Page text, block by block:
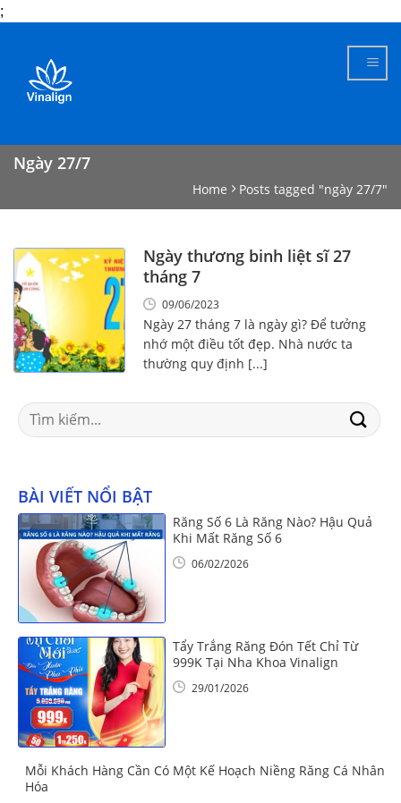
;
content
Ngày 27/7
Home Posts tagged "ngày 27/7"
Ngày thương binh liệt sĩ 27
tháng 7
09/06/2023
Ngày 27 tháng 7 là ngày gì? Để tưởng
nhớ một điều tốt đẹp. Nhà nước ta
thường quy định [...]
Search
for:
BÀI VIẾT NỔI BẬT
Răng Số 6 Là Răng Nào? Hậu Quả
Khi Mất Răng Số 6
06/02/2026
Tẩy Trắng Răng Đón Tết Chỉ Từ
999K Tại Nha Khoa Vinalign
29/01/2026
Mỗi Khách Hàng Cần Có Một Kế Hoạch Niềng Răng Cá Nhân
Hóa